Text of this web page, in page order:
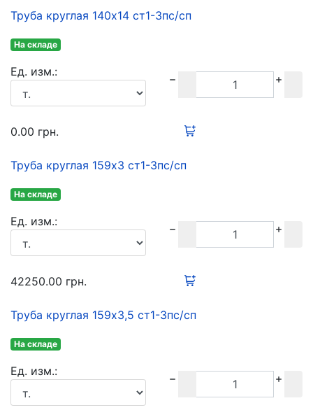
Труба круглая 140х14 ст1-3пс/сп
На складе
Ед. изм.:
0.00 грн.
Труба круглая 159х3 ст1-3пс/сп
На складе
Ед. изм.:
42250.00 грн.
Труба круглая 159х3,5 ст1-3пс/сп
На складе
Ед. изм.: